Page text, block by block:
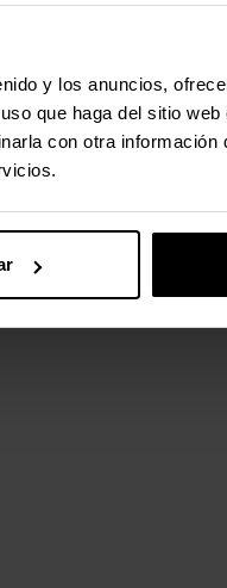
y los anuncios,
que haga del sitio
con otra información